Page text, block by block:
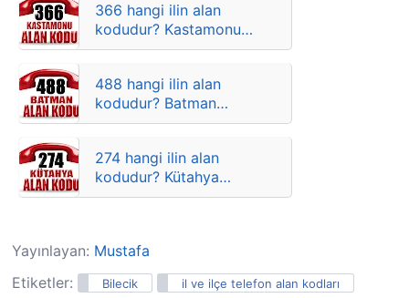
366 hangi ilin alan
kodudur? Kastamonu
ilçelere göre telefon
488 hangi ilin alan
kodudur? Batman
ilçelere göre telefon
274 hangi ilin alan
kodudur? Kütahya
ilçelere göre telefon
Yayınlayan: Mustafa
Etiketler:
Bilecik il ve ilçe telefon alan kodları